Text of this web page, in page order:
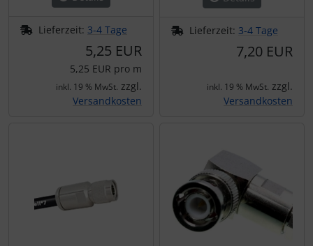
Lieferzeit: 3-4 Tage
5,25 EUR
5,25 EUR pro m
inkl. 19 % MwSt. zzgl.
Versandkosten
Lieferzeit: 3-4 Tage
7,20 EUR
inkl. 19 % MwSt. zzgl.
Versandkosten